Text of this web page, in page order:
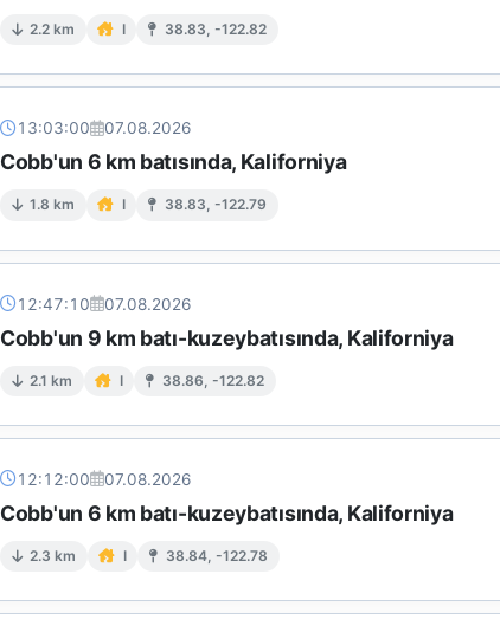
2.2 km I 38.83, -122.82
13:03:00 07.08.2026
Cobb'un 6 km batısında, Kaliforniya
1.8 km I 38.83, -122.79
12:47:10 07.08.2026
Cobb'un 9 km batı-kuzeybatısında, Kaliforniya
2.1 km I 38.86, -122.82
12:12:00 07.08.2026
Cobb'un 6 km batı-kuzeybatısında, Kaliforniya
2.3 km I 38.84, -122.78